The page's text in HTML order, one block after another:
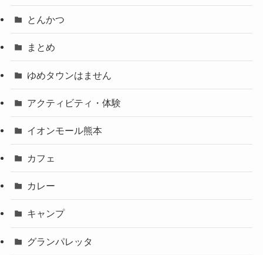
とんかつ
まとめ
ゆめタウンはません
アクティビティ・体験
イオンモール熊本
カフェ
カレー
キャンプ
グランパレッタ